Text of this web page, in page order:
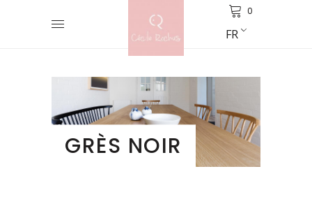
0
FR
GRÈS NOIR